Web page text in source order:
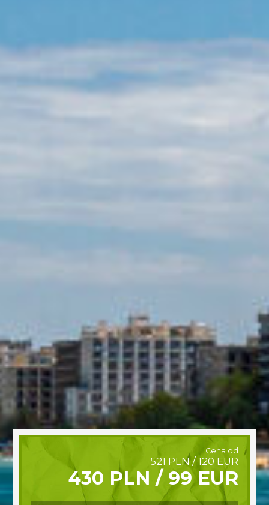
Cena od
521 PLN / 120 EUR
430 PLN / 99 EUR